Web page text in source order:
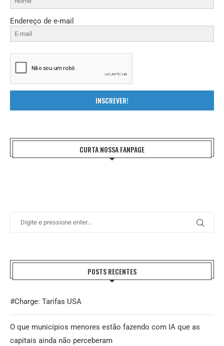
Endereço de e-mail
INSCREVER!
CURTA NOSSA FANPAGE
POSTS RECENTES
#Charge: Tarifas USA
O que municípios menores estão fazendo com IA que as
capitais ainda não perceberam